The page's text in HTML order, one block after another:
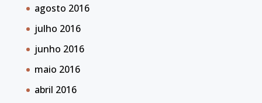
agosto 2016
julho 2016
junho 2016
maio 2016
abril 2016